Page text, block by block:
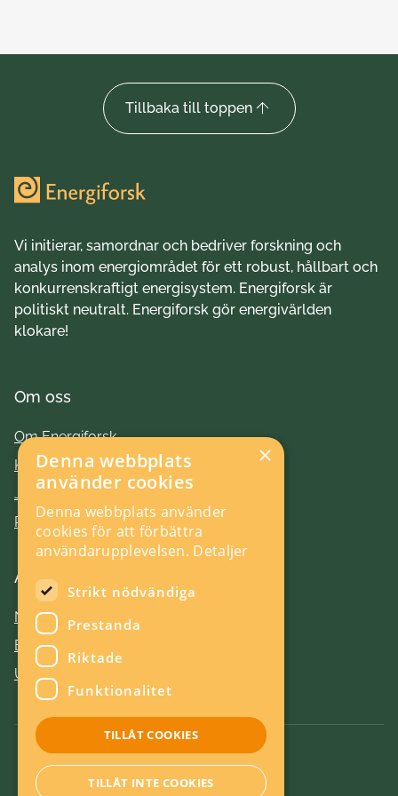
Tillbaka till toppen
Vi initierar, samordnar och bedriver forskning och
analys inom energiområdet för ett robust, hållbart och
konkurrenskraftigt energisystem. Energiforsk är
politiskt neutralt. Energiforsk gör energivärlden
klokare!
Om oss
Om Energiforsk
Kontakt
Jobba hos oss
Press
Aktuellt
Nyheter
Evenemang
Utlysningar
Om kakor
×
Denna webbplats
använder cookies
Denna webbplats använder
cookies för att förbättra
användarupplevelsen. Detaljer
Strikt nödvändiga
Prestanda
Riktade
Funktionalitet
TILLÅT COOKIES
TILLÅT INTE COOKIES